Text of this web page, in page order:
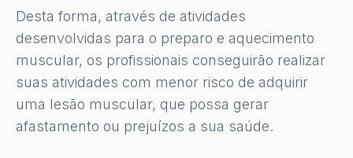
Desta forma, através de atividades
desenvolvidas para o preparo e aquecimento
muscular, os profissionais conseguirão realizar
suas atividades com menor risco de adquirir
uma lesão muscular, que possa gerar
afastamento ou prejuízos a sua saúde.